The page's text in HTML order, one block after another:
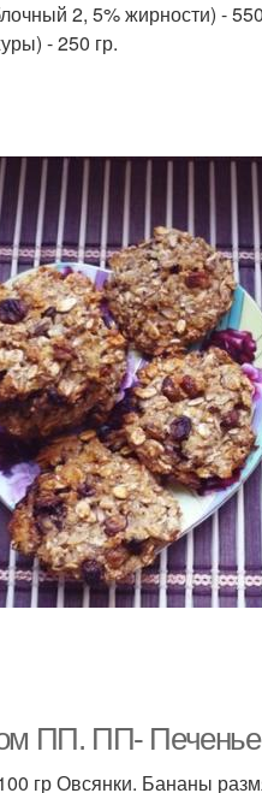
2, 5% жирности) -
- 250 гр.
ПП. ПП-
гр Овсянки. Бананы